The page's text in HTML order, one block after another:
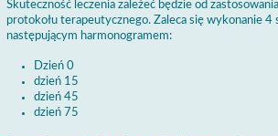
Skuteczność leczenia zależeć będzie od
protokołu terapeutycznego. Zaleca się wykonanie 4
następującym harmonogramem:
Dzień 0
dzień 15
dzień 45
dzień 75